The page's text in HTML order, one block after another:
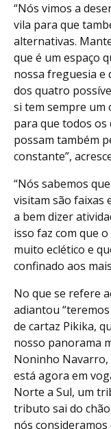
“Nós vimos a
vila para que
alternativas.
que é um espaço
nossa freguesia e
dos quatro
si tem sempre
para que todos
possam também
constante”,
“Nós sabemos
visitam são faixas
a bem dizer
isso faz com que
muito eclético e
confinado aos
No que se refere
adiantou
de cartaz Pikika,
nosso panorama
Noninho Navarro,
está agora em
Norte a Sul, um
tributo sai do
nós